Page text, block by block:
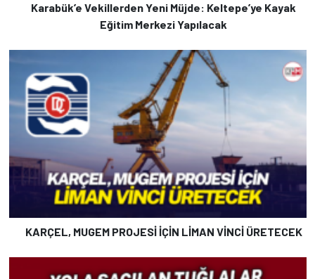
Karabük’e Vekillerden Yeni Müjde: Keltepe’ye Kayak
Eğitim Merkezi Yapılacak
KARÇEL, MUGEM PROJESİ İÇİN LİMAN VİNCİ ÜRETECEK